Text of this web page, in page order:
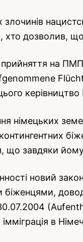
дозволив,
на ПМП
керівництво
німецьких
що завдяки
новий
30.07.2004
в